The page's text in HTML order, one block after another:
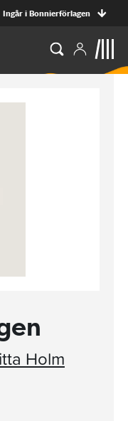
Ingår i Bonnierförlagen
Holm